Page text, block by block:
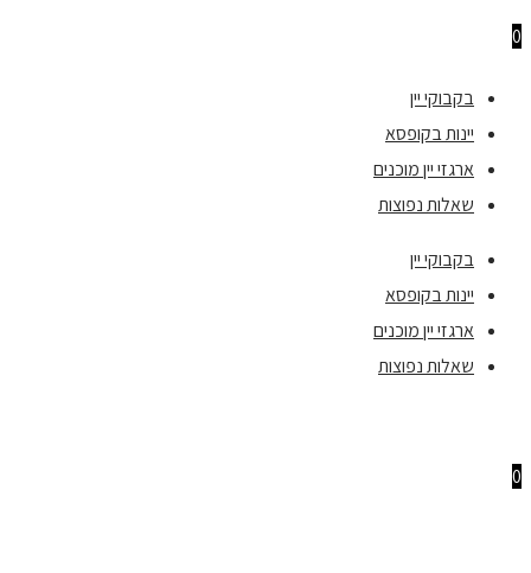
0
בקבוקי יין
יינות בקופסא
ארגזי יין מוכנים
שאלות נפוצות
בקבוקי יין
יינות בקופסא
ארגזי יין מוכנים
שאלות נפוצות
0